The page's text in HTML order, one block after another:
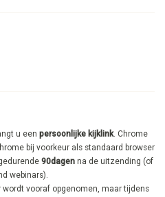
u een persoonlijke kijklink. Chrome
bij voorkeur als standaard browser
90dagen na de uitzending (of
webinars).
vooraf opgenomen, maar tijdens